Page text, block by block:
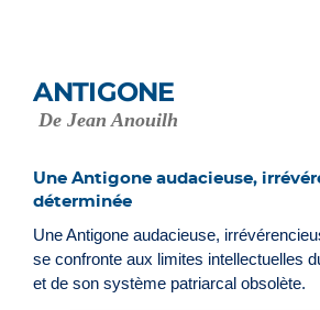
ANTIGONE
De Jean Anouilh
Une Antigone audacieuse,
déterminée
Une Antigone audacieuse,
se confronte aux limites intellectuelles
et de son système patriarcal obsolète.